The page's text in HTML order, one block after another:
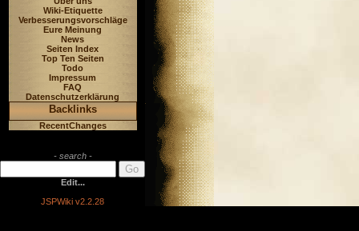
Wiki-Etiquette
Verbesserungsvorschläge
Eure Meinung
News
Seiten Index
Top Ten Seiten
Todo
Impressum
FAQ
Datenschutzerklärung
Backlinks
RecentChanges
- search -
Edit...
JSPWiki v2.2.28